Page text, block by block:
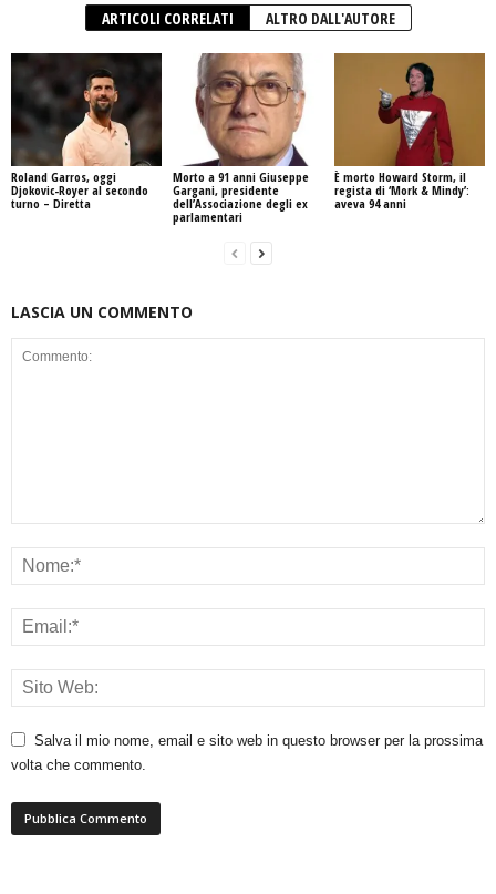
ARTICOLI CORRELATI ALTRO DALL'AUTORE
Roland Garros, oggi
Djokovic-Royer al secondo
turno – Diretta
Morto a 91 anni Giuseppe
Gargani, presidente
dell’Associazione degli ex
parlamentari
È morto Howard Storm, il
regista di ‘Mork & Mindy’:
aveva 94 anni
LASCIA UN COMMENTO
Salva il mio nome, email e sito web in questo browser per la prossima
volta che commento.